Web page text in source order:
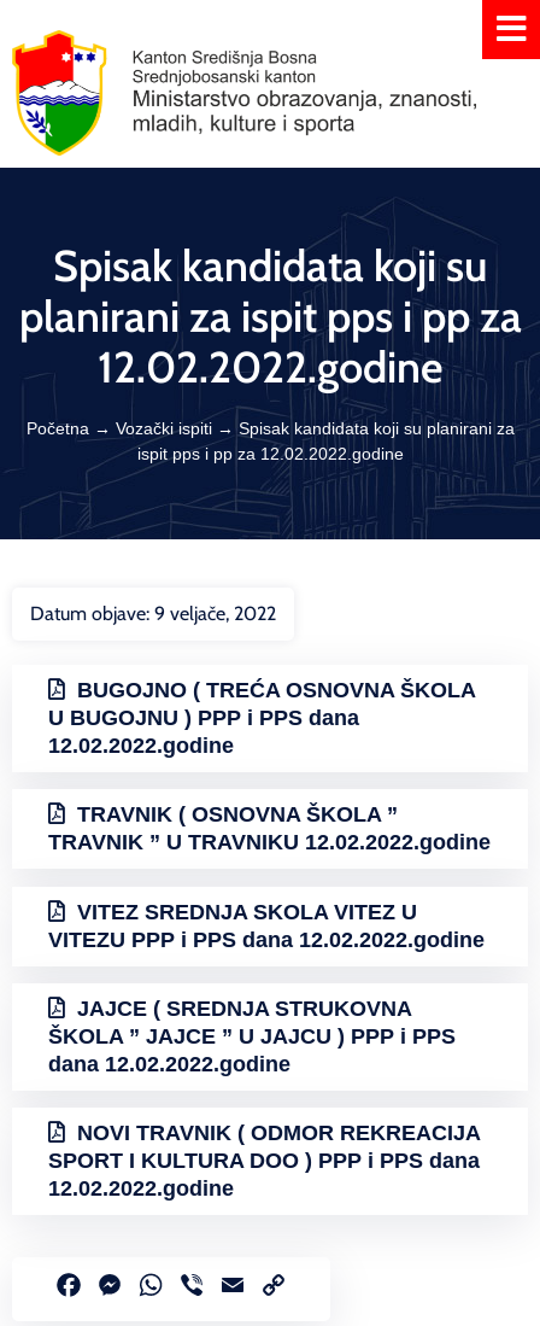
Spisak kandidata koji su
planirani za ispit pps i pp za
12.02.2022.godine
Početna → Vozački ispiti→ Spisak kandidata koji su planirani za
ispit pps i pp za 12.02.2022.godine
Datum objave: 9 veljače, 2022
BUGOJNO ( TREĆA OSNOVNA ŠKOLA
U BUGOJNU ) PPP i PPS dana
12.02.2022.godine
TRAVNIK ( OSNOVNA ŠKOLA ”
TRAVNIK ” U TRAVNIKU 12.02.2022.godine
VITEZ SREDNJA SKOLA VITEZ U
VITEZU PPP i PPS dana 12.02.2022.godine
JAJCE ( SREDNJA STRUKOVNA
ŠKOLA ” JAJCE ” U JAJCU ) PPP i PPS
dana 12.02.2022.godine
NOVI TRAVNIK ( ODMOR REKREACIJA
SPORT I KULTURA DOO ) PPP i PPS dana
12.02.2022.godine
FacebookMessenger
WhatsApp
Viber Email